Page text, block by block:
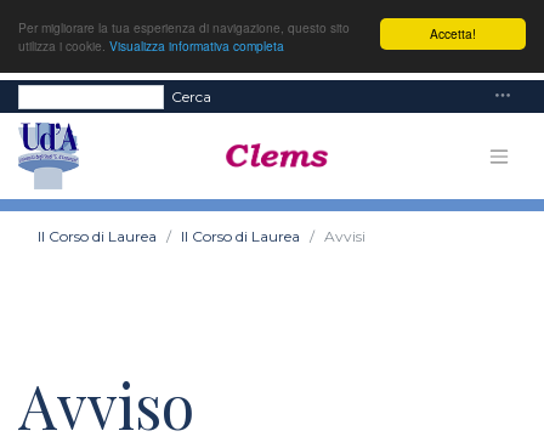
Accetta!
Per migliorare la tua esperienza di navigazione, questo sito
utilizza i cookie. Visualizza informativa completa
Cerca
Il Corso di Laurea Il Corso di Laurea Avvisi
Avviso